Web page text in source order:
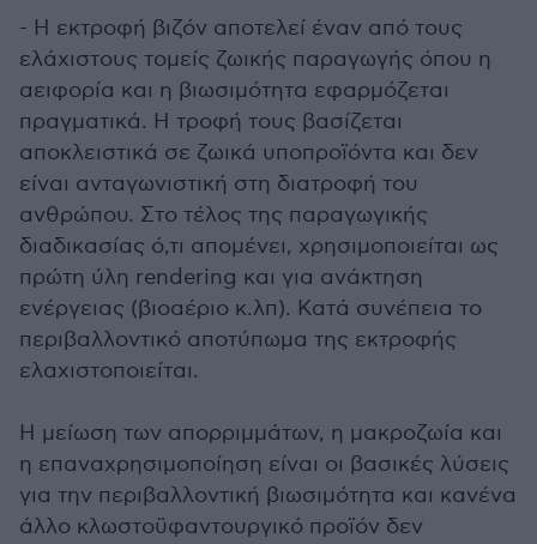
- Η εκτροφή βιζόν αποτελεί έναν από τους
ελάχιστους τομείς ζωικής παραγωγής όπου η
αειφορία και η βιωσιμότητα εφαρμόζεται
πραγματικά. Η τροφή τους βασίζεται
αποκλειστικά σε ζωικά υποπροϊόντα και δεν
είναι ανταγωνιστική στη διατροφή του
ανθρώπου. Στο τέλος της παραγωγικής
διαδικασίας ό,τι απομένει, χρησιμοποιείται ως
πρώτη ύλη rendering και για ανάκτηση
ενέργειας (βιοαέριο κ.λπ). Κατά συνέπεια το
περιβαλλοντικό αποτύπωμα της εκτροφής
ελαχιστοποιείται.
Η μείωση των απορριμμάτων, η μακροζωία και
η επαναχρησιμοποίηση είναι οι βασικές λύσεις
για την περιβαλλοντική βιωσιμότητα και κανένα
άλλο κλωστοϋφαντουργικό προϊόν δεν